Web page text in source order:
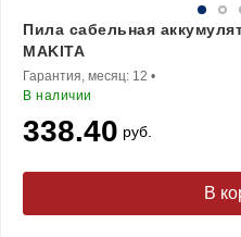
Пила сабельная
MAKITA
Гарантия, месяц: 12 •
В наличии
338.40 руб.
В